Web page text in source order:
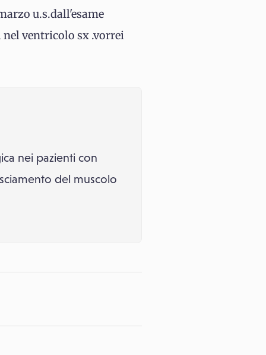
u.s.dall'esame
ventricolo sx .vorrei
nei pazienti con
del muscolo